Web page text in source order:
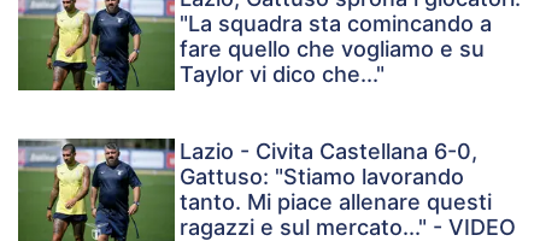
"La squadra sta comincando a
fare quello che vogliamo e su
Taylor vi dico che..."
Lazio - Civita Castellana 6-0,
Gattuso: "Stiamo lavorando
tanto. Mi piace allenare questi
ragazzi e sul mercato..." - VIDEO